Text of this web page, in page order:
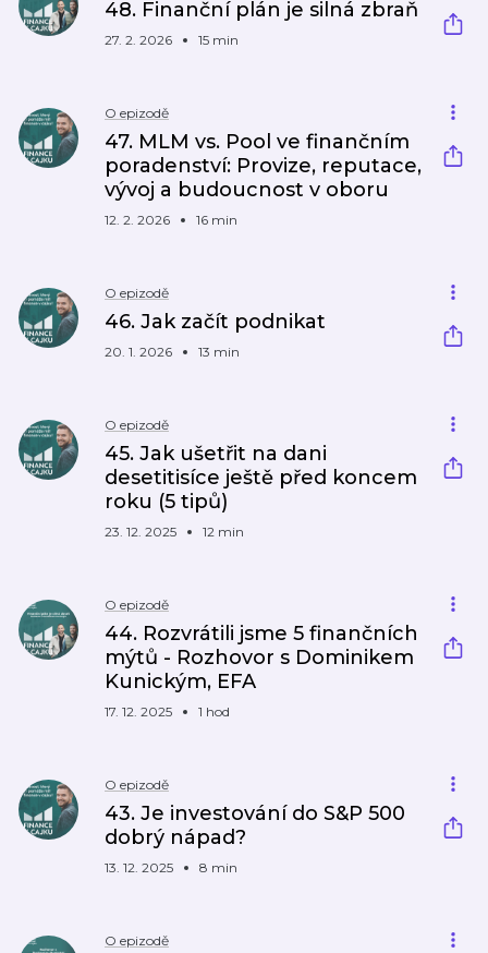
48. Finanční plán je silná zbraň
27. 2. 2026 15 min
O epizodě
47. MLM vs. Pool ve finančním
poradenství: Provize, reputace,
vývoj a budoucnost v oboru
12. 2. 2026 16 min
O epizodě
46. Jak začít podnikat
20. 1. 2026 13 min
O epizodě
45. Jak ušetřit na dani
desetitisíce ještě před koncem
roku (5 tipů)
23. 12. 2025 12 min
O epizodě
44. Rozvrátili jsme 5 finančních
mýtů - Rozhovor s Dominikem
Kunickým, EFA
17. 12. 2025 1 hod
O epizodě
43. Je investování do S&P 500
dobrý nápad?
13. 12. 2025 8 min
O epizodě